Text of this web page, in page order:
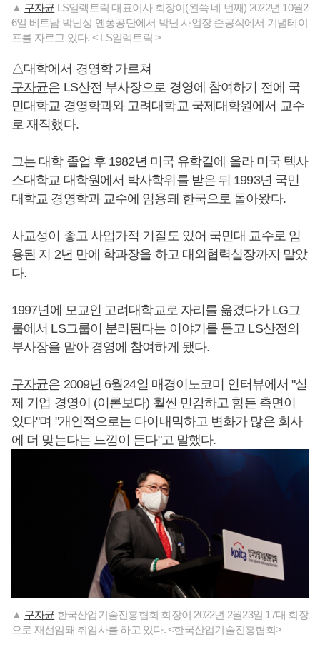
▲ 구자균 LS일렉트릭 대표이사 회장이(왼쪽 네 번째) 2022년 10월2
6일 베트남 박닌성 옌퐁공단에서 박닌 사업장 준공식에서 기념테이
프를 자르고 있다. < LS일렉트릭 >
△대학에서 경영학 가르쳐
구자균은 LS산전 부사장으로 경영에 참여하기 전에 국
민대학교 경영학과와 고려대학교 국제대학원에서 교수
로 재직했다.
그는 대학 졸업 후 1982년 미국 유학길에 올라 미국 텍사
스대학교 대학원에서 박사학위를 받은 뒤 1993년 국민
대학교 경영학과 교수에 임용돼 한국으로 돌아왔다.
사교성이 좋고 사업가적 기질도 있어 국민대 교수로 임
용된 지 2년 만에 학과장을 하고 대외협력실장까지 맡았
다.
1997년에 모교인 고려대학교로 자리를 옮겼다가 LG그
룹에서 LS그룹이 분리된다는 이야기를 듣고 LS산전의
부사장을 맡아 경영에 참여하게 됐다.
구자균은 2009년 6월24일 매경이노코미 인터뷰에서 "실
제 기업 경영이 (이론보다) 훨씬 민감하고 힘든 측면이
있다"며 "개인적으로는 다이내믹하고 변화가 많은 회사
에 더 맞는다는 느낌이 든다"고 말했다.
▲ 구자균 한국산업기술진흥협회 회장이 2022년 2월23일 17대 회장
으로 재선임돼 취임사를 하고 있다. <한국산업기술진흥협회>